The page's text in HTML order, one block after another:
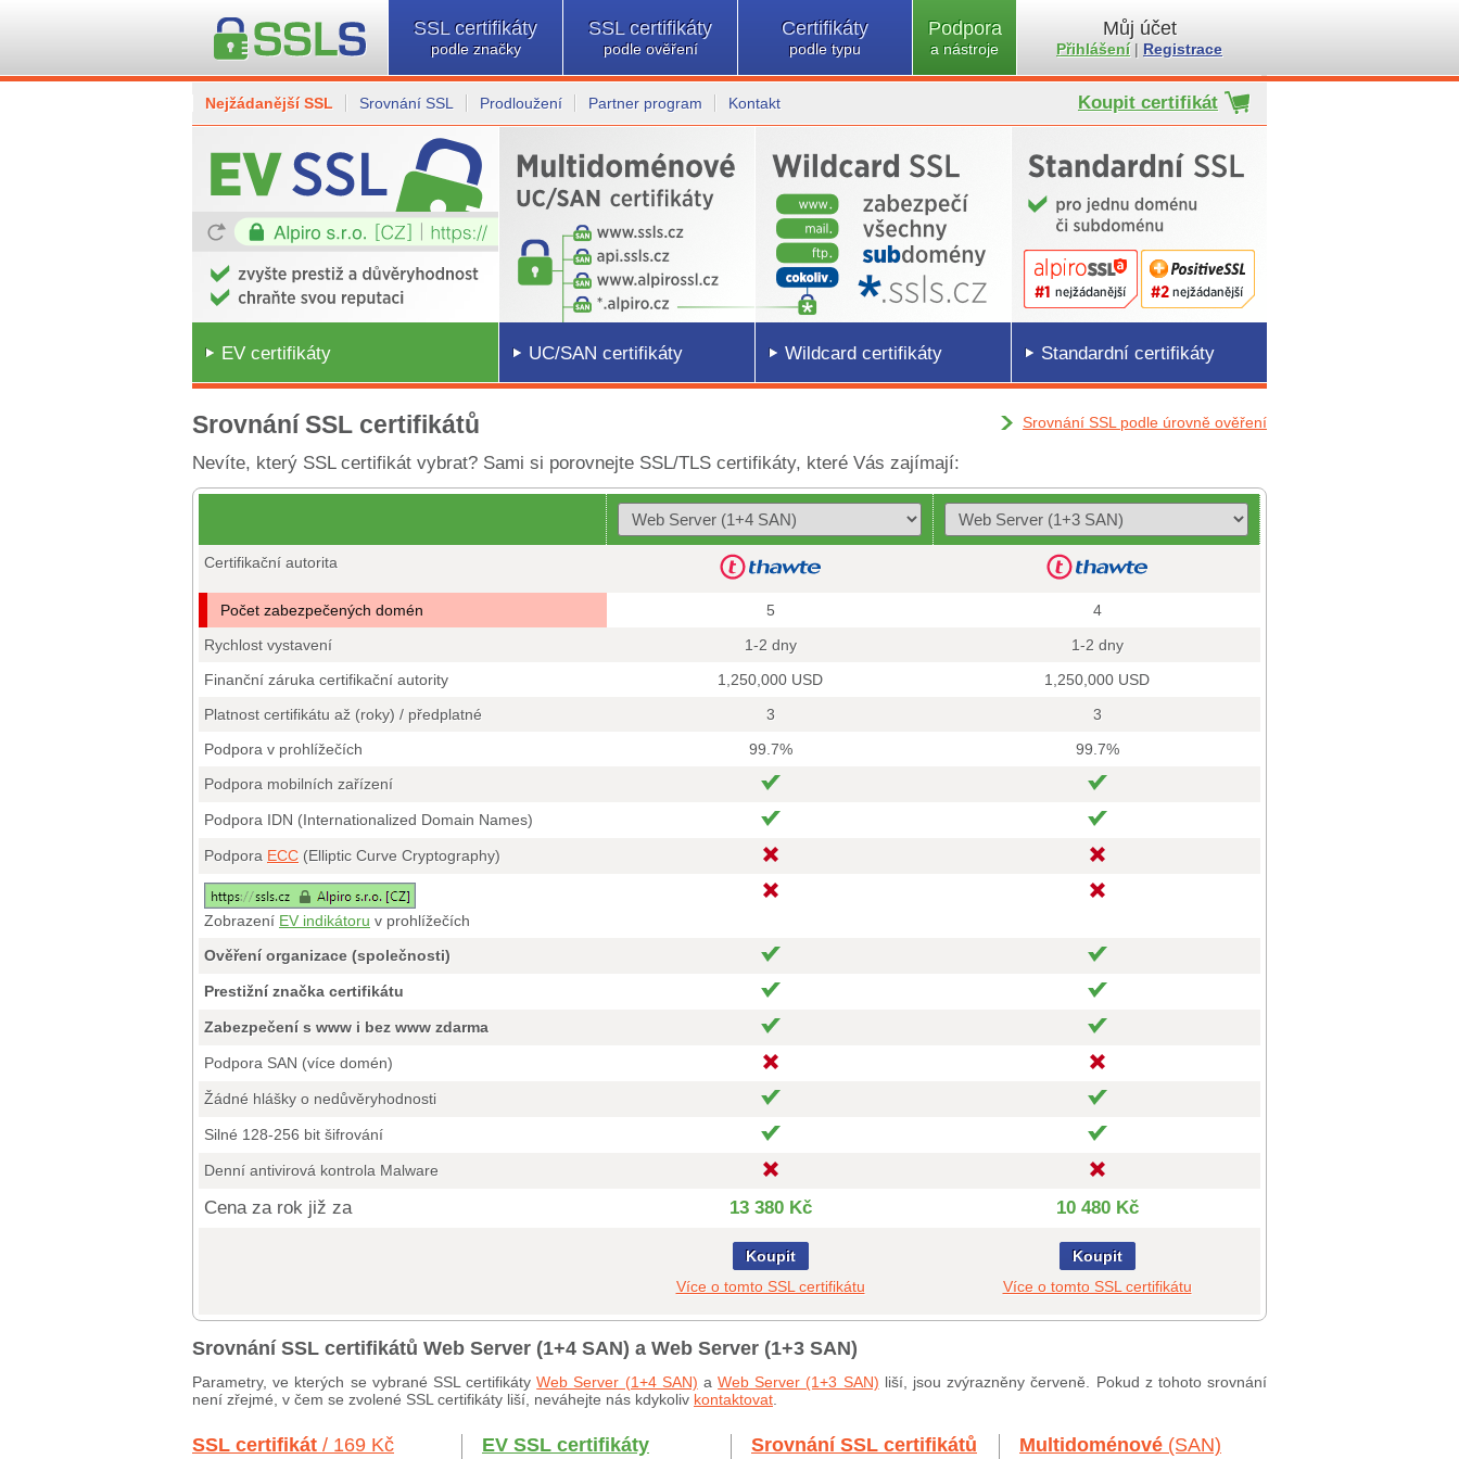
SSL certifikáty
podle značky
SSL certifikáty
podle ověření
Certifikáty
podle typu
Podpora
a nástroje
Můj účet
Přihlášení| Registrace
Nejžádanější SSL Srovnání SSL Prodloužení Partner program Kontakt Koupit certifikát
EV certifikáty UC/SAN certifikáty Wildcard certifikáty Standardní certifikáty
Srovnání SSL certifikátů Srovnání SSL podle úrovně ověření
Nevíte, který SSL certifikát vybrat? Sami si porovnejte SSL/TLS certifikáty, které Vás zajímají:
Certifikační autorita
Počet zabezpečených domén 5
4
Rychlost vystavení
1-2 dny
1-2 dny
Finanční záruka certifikační autority
1,250,000 USD
1,250,000 USD
Platnost certifikátu až (roky) / předplatné
3
3
Podpora v prohlížečích
99.7%
99.7%
Podpora mobilních zařízení
Podpora IDN (Internationalized Domain Names)
Podpora ECC (Elliptic Curve Cryptography)
Zobrazení EV indikátoru v prohlížečích
Ověření organizace (společnosti)
Prestižní značka certifikátu
Zabezpečení s www i bez www zdarma
Podpora SAN (více domén)
Žádné hlášky o nedůvěryhodnosti
Silné 128-256 bit šifrování
Denní antivirová kontrola Malware
Cena za rok již za 13 380 Kč 10 480 Kč
Koupit
Více o tomto SSL certifikátu
Koupit
Více o tomto SSL certifikátu
Srovnání SSL certifikátů Web Server (1+4 SAN) a Web Server (1+3 SAN)
Parametry, ve kterých se vybrané SSL certifikátyWeb Server (1+4 SAN) aWeb Server (1+3 SAN) liší, jsou zvýrazněny červeně. Pokud z tohoto srovnání
není zřejmé, v čem se zvolené SSL certifikáty liší, neváhejte nás kdykoliv kontaktovat
SSL certifikát / 169 Kč EV SSL certifikáty Srovnání SSL certifikátů Multidoménové (SAN)